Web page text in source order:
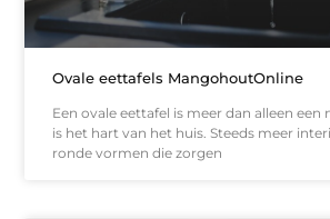
Ovale eettafels MangohoutOnline
Een ovale eettafel is meer dan alleen een
is het hart van het huis. Steeds meer
ronde vormen die zorgen